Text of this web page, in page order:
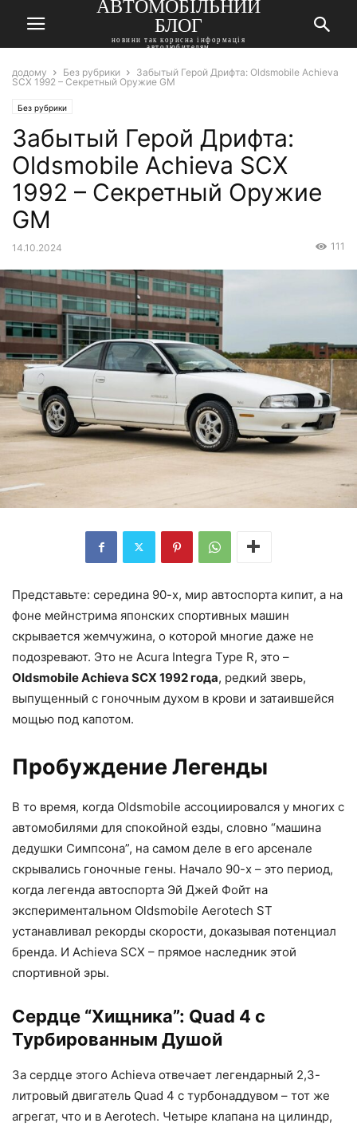
АВТОМОБІЛЬНИЙ
БЛОГ
новини так корисна інформація
автолюбителям
додому Без рубрики
Забытый Герой Дрифта: Oldsmobile Achieva
SCX 1992 – Секретный Оружие GM
Без рубрики
Забытый Герой Дрифта:
Oldsmobile Achieva SCX
1992 – Секретный Оружие
GM
14.10.2024 111
Представьте: середина 90-х, мир автоспорта кипит, а на
фоне мейнстрима японских спортивных машин
скрывается жемчужина, о которой многие даже не
подозревают. Это не Acura Integra Type R, это –
Oldsmobile Achieva SCX 1992 года, редкий зверь,
выпущенный с гоночным духом в крови и затаившейся
мощью под капотом.
Пробуждение Легенды
В то время, когда Oldsmobile ассоциировался у многих с
автомобилями для спокойной езды, словно “машина
дедушки Симпсона”, на самом деле в его арсенале
скрывались гоночные гены. Начало 90-х – это период,
когда легенда автоспорта Эй Джей Фойт на
экспериментальном Oldsmobile Aerotech ST
устанавливал рекорды скорости, доказывая потенциал
бренда. И Achieva SCX – прямое наследник этой
спортивной эры.
Сердце “Хищника”: Quad 4 с
Турбированным Душой
За сердце этого Achieva отвечает легендарный 2,3-
литровый двигатель Quad 4 с турбонаддувом – тот же
агрегат, что и в Aerotech. Четыре клапана на цилиндр,